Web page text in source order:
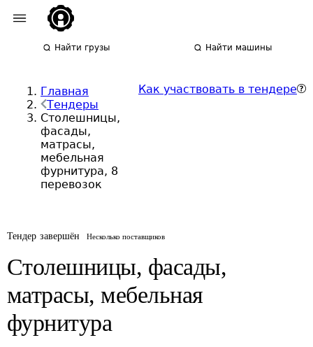
Найти грузы Найти машины
Главная
Тендеры
Столешницы,
фасады,
матрасы,
мебельная
фурнитура, 8
перевозок
Как участвовать в тендере
Тендер завершён Несколько поставщиков
Столешницы, фасады,
матрасы, мебельная
фурнитура